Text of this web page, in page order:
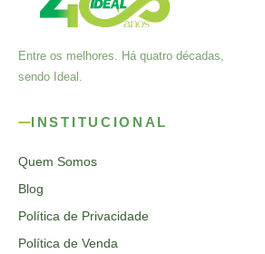
Entre os melhores. Há quatro décadas,
sendo Ideal.
INSTITUCIONAL
Quem Somos
Blog
Política de Privacidade
Política de Venda